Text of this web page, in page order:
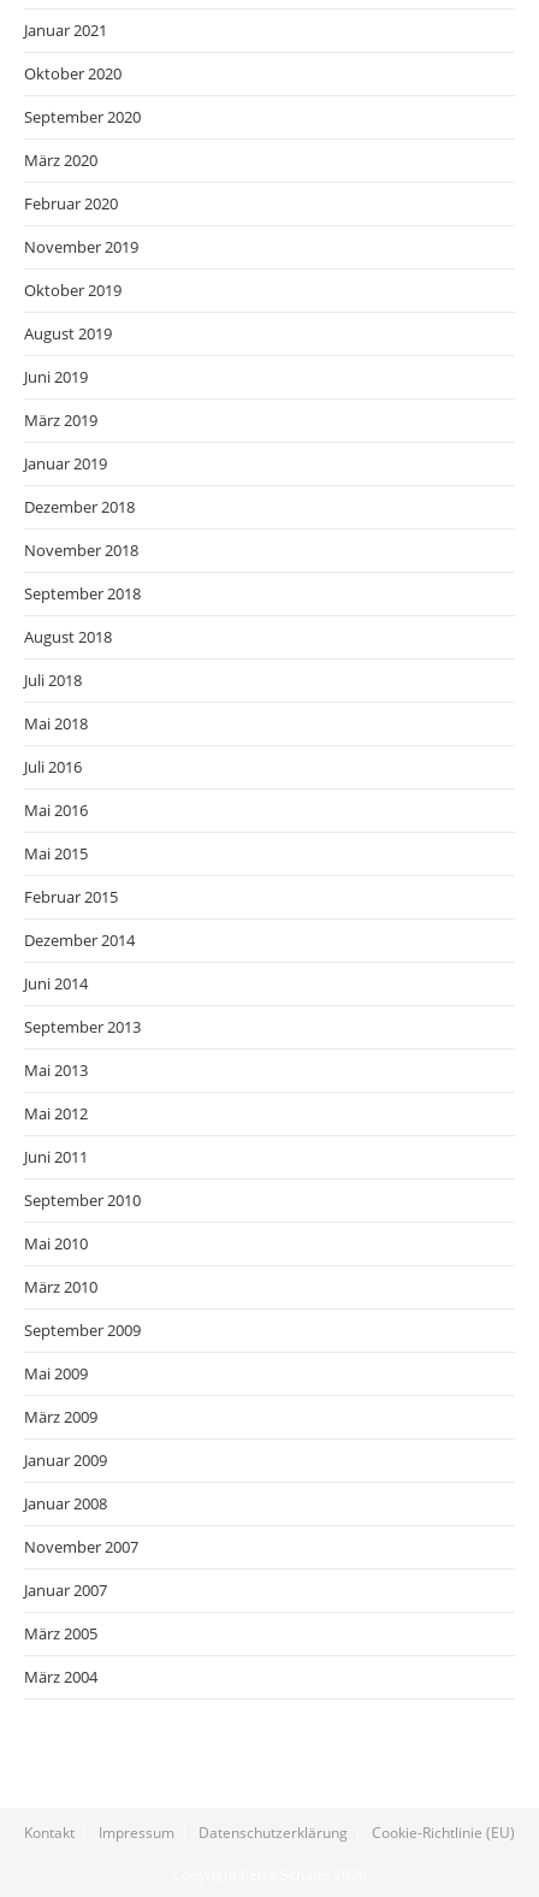
Januar 2021
Oktober 2020
September 2020
März 2020
Februar 2020
November 2019
Oktober 2019
August 2019
Juni 2019
März 2019
Januar 2019
Dezember 2018
November 2018
September 2018
August 2018
Juli 2018
Mai 2018
Juli 2016
Mai 2016
Mai 2015
Februar 2015
Dezember 2014
Juni 2014
September 2013
Mai 2013
Mai 2012
Juni 2011
September 2010
Mai 2010
März 2010
September 2009
Mai 2009
März 2009
Januar 2009
Januar 2008
November 2007
Januar 2007
März 2005
März 2004
Kontakt Impressum Datenschutzerklärung Cookie-Richtlinie (EU)